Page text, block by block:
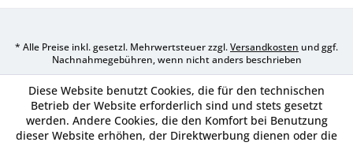
* Alle Preise inkl. gesetzl. Mehrwertsteuer zzgl.Versandkosten und ggf.
Nachnahmegebühren, wenn nicht anders beschrieben
Diese Website benutzt Cookies, die für den technischen
Betrieb der Website erforderlich sind und stets gesetzt
werden. Andere Cookies, die den Komfort bei Benutzung
dieser Website erhöhen, der Direktwerbung dienen oder die